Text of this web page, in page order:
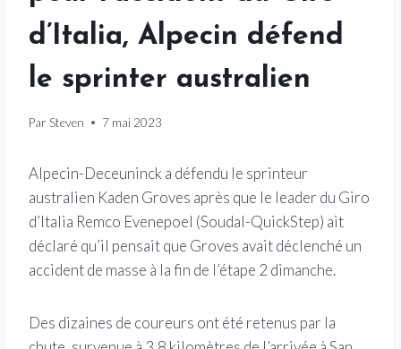
d’Italia, Alpecin défend
le sprinter australien
Par Steven 7 mai 2023
Alpecin-Deceuninck a défendu le sprinteur
australien Kaden Groves après que le leader du Giro
d’Italia Remco Evenepoel (Soudal-QuickStep) ait
déclaré qu’il pensait que Groves avait déclenché un
accident de masse à la fin de l’étape 2 dimanche.
Des dizaines de coureurs ont été retenus par la